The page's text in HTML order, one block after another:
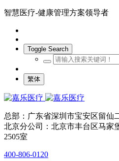
智慧医疗-健康管理方案领导者
Toggle Search
繁体
总部：广东省深圳市宝安区留仙
北京分公司：北京市丰台区马家
2505室
400-806-0120